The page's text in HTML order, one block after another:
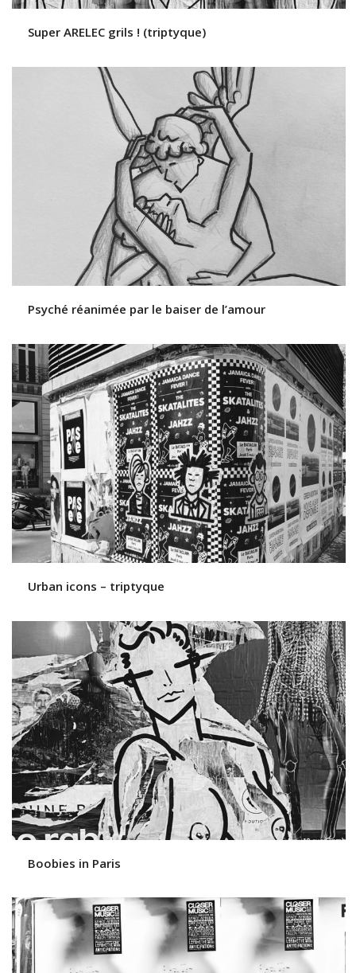
Super ARELEC grils ! (triptyque)
Psyché réanimée par le baiser de l’amour
Urban icons – triptyque
Boobies in Paris